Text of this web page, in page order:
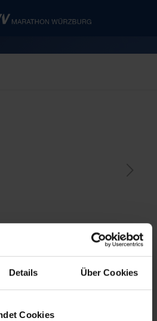
Details Über Cookies
Cookies
Die
WVV Würzburg
Mai 2024 ist
können es kaum
mit euch ein